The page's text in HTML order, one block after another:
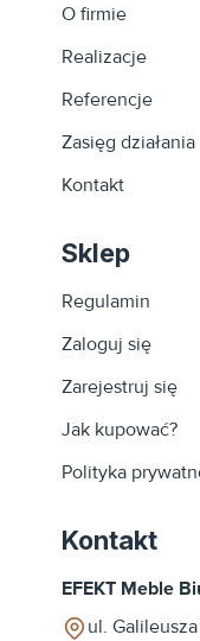
O firmie
Realizacje
Referencje
Zasięg działania
Kontakt
Sklep
Regulamin
Zaloguj się
Zarejestruj się
Jak kupować?
Polityka
Kontakt
EFEKT Meble
ul. Galileusza